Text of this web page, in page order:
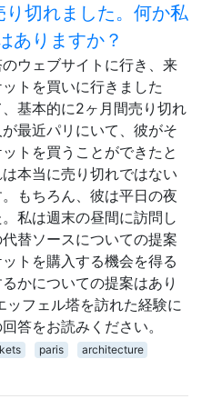
切れました。何か私
ありますか？
ウェブサイトに行き、来
トを買いに行きました
基本的に2ヶ月間売り切れ
最近パリにいて、彼がそ
トを買うことができたと
本当に売り切れではない
もちろん、彼は平日の夜
私は週末の昼間に訪問し
替ソースについての提案
トを購入する機会を得る
かについての提案はあり
ッフェル塔を訪れた経験に
答をお読みください。
paris
architecture